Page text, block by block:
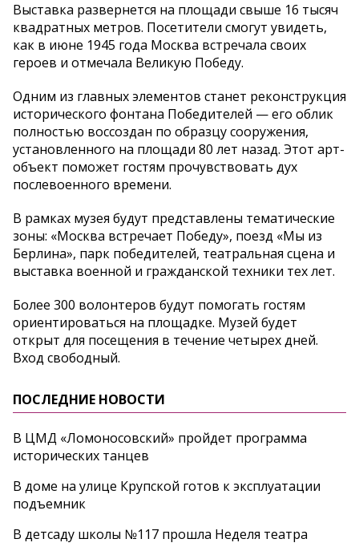
Выставка развернется на площади свыше 16 тысяч
квадратных метров. Посетители смогут увидеть,
как в июне 1945 года Москва встречала своих
героев и отмечала Великую Победу.
Одним из главных элементов станет реконструкция
исторического фонтана Победителей — его облик
полностью воссоздан по образцу сооружения,
установленного на площади 80 лет назад. Этот арт-
объект поможет гостям прочувствовать дух
послевоенного времени.
В рамках музея будут представлены тематические
зоны: «Москва встречает Победу», поезд «Мы из
Берлина», парк победителей, театральная сцена и
выставка военной и гражданской техники тех лет.
Более 300 волонтеров будут помогать гостям
ориентироваться на площадке. Музей будет
открыт для посещения в течение четырех дней.
Вход свободный.
ПОСЛЕДНИЕ НОВОСТИ
В ЦМД «Ломоносовский» пройдет программа
исторических танцев
В доме на улице Крупской готов к эксплуатации
подъемник
В детсаду школы №117 прошла Неделя театра